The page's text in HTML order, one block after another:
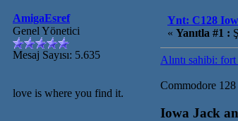
AmigaEsref
Genel Yönetici
Mesaj Sayısı: 5.635
love is where you find it.
Ynt: C128
« Yanıtla #1 :
Alıntı sahibi:
Commodore 128
Iowa Jack